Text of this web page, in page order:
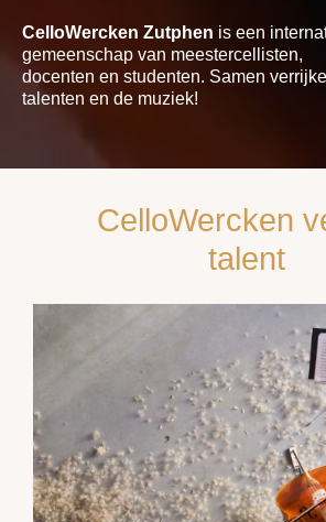
CelloWercken Zutphen is een
gemeenschap van meestercellisten,
docenten en studenten. Samen
talenten en de muziek!
CelloWercken
talent